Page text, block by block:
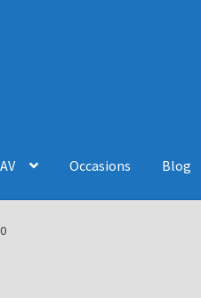
Occasions Blog